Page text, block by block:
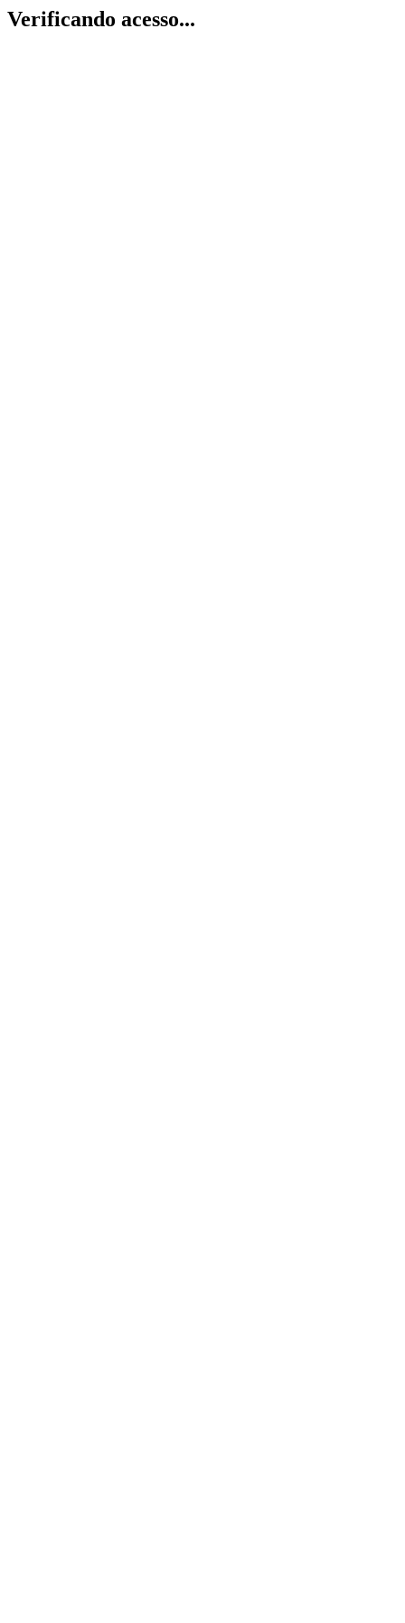
Verificando acesso...